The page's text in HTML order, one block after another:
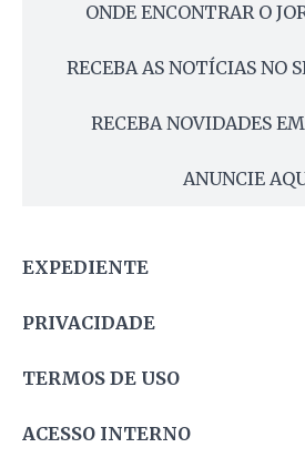
ONDE ENCONTRAR O
RECEBA AS NOTÍCIAS NO
RECEBA NOVIDADES
ANUNCIE
EXPEDIENTE
PRIVACIDADE
TERMOS DE USO
ACESSO INTERNO